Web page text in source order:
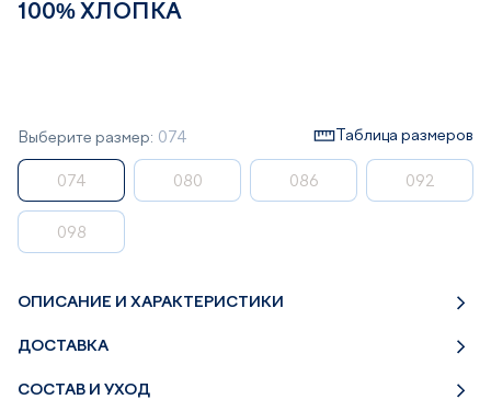
100% ХЛОПКА
Выберите размер: 074 Таблица размеров
074 080 086 092
098
ОПИСАНИЕ И ХАРАКТЕРИСТИКИ
ДОСТАВКА
СОСТАВ И УХОД